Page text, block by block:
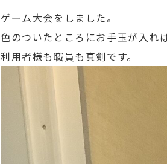
ゲーム大会をしました。
色のついたところにお手玉が入れ
利用者様も職員も真剣です。